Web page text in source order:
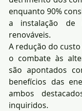
enquanto 90%
a instalação de
renováveis.
A redução do
o combate às
são apontados
benefícios das
ambos
inquiridos.